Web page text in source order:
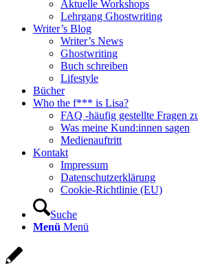
Aktuelle Workshops
Lehrgang Ghostwriting
Writer’s Blog
Writer’s News
Ghostwriting
Buch schreiben
Lifestyle
Bücher
Who the f*** is Lisa?
FAQ -häufig gestellte Fragen
Was meine Kund:innen sagen
Medienauftritt
Kontakt
Impressum
Datenschutzerklärung
Cookie-Richtlinie (EU)
Suche
Menü Menü